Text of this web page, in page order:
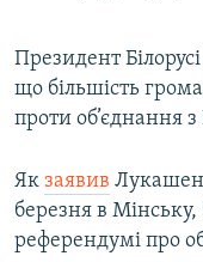
Усі сайти RFE/RL
Президент Білорусі
що більшість
проти об’єднання з
Як заявив
березня в
референдумі про